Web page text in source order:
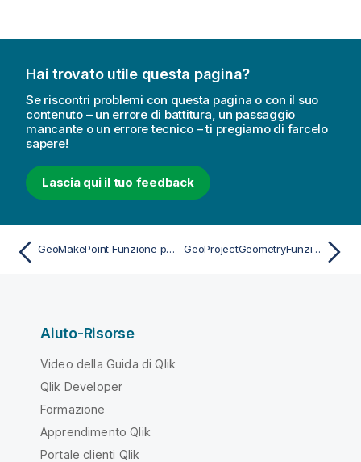
i
e
n
t
o
Hai trovato utile questa pagina?
Se riscontri problemi con questa pagina o con il suo
contenuto – un errore di battitura, un passaggio
mancante o un errore tecnico – ti pregiamo di farcelo
sapere!
Lascia qui il tuo feedback
GeoMakePoint Funzione per script e grafici GeoProjectGeometryFunzione per script e grafici
Aiuto-Risorse
Video della Guida di Qlik
Qlik Developer
Formazione
Apprendimento Qlik
Portale clienti Qlik